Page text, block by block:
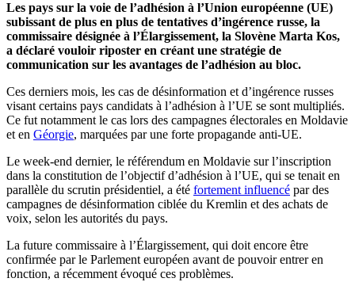
Les pays sur la voie de l’adhésion à l’Union européenne (UE)
subissant de plus en plus de tentatives d’ingérence russe, la
commissaire désignée à l’Élargissement, la Slovène Marta Kos,
a déclaré vouloir riposter en créant une stratégie de
communication sur les avantages de l’adhésion au bloc.
Ces derniers mois, les cas de désinformation et d’ingérence russes
visant certains pays candidats à l’adhésion à l’UE se sont multipliés.
Ce fut notamment le cas lors des campagnes électorales en Moldavie
et en Géorgie, marquées par une forte propagande anti-UE.
Le week-end dernier, le référendum en Moldavie sur l’inscription
dans la constitution de l’objectif d’adhésion à l’UE, qui se tenait en
parallèle du scrutin présidentiel, a été fortement influencé par des
campagnes de désinformation ciblée du Kremlin et des achats de
voix, selon les autorités du pays.
La future commissaire à l’Élargissement, qui doit encore être
confirmée par le Parlement européen avant de pouvoir entrer en
fonction, a récemment évoqué ces problèmes.